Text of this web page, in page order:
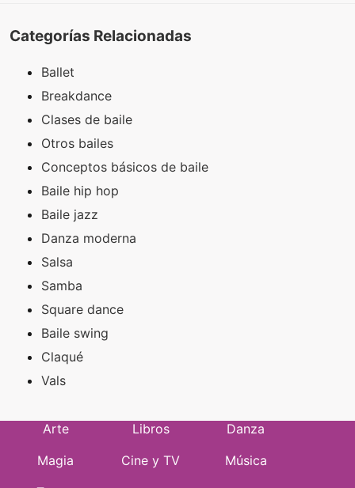
Categorías Relacionadas
Ballet
Breakdance
Clases de baile
Otros bailes
Conceptos básicos de baile
Baile hip hop
Baile jazz
Danza moderna
Salsa
Samba
Square dance
Baile swing
Claqué
Vals
Arte Libros
Danza
Magia
Cine y TV
Música